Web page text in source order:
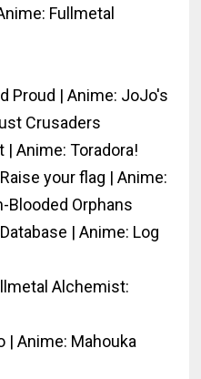
Fullmetal
Proud | Anime: JoJo's
Crusaders
| Anime: Toradora!
your flag | Anime:
Blooded Orphans
| Anime: Log
Alchemist:
| Anime: Mahouka